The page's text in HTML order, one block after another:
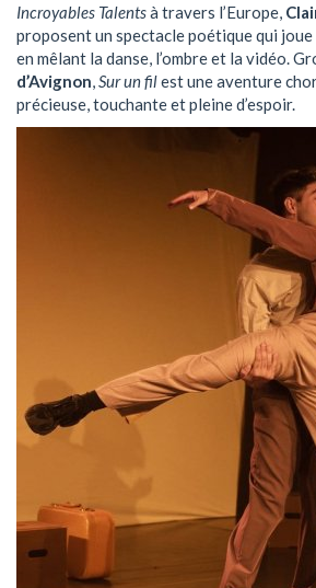
Incroyables Talentsà travers l’Europe,
proposent un spectacle poétique qui
en mêlant la danse, l’ombre et la vidéo.
d’Avignon Sur un filest une aventure
précieuse, touchante et pleine d’espoir.